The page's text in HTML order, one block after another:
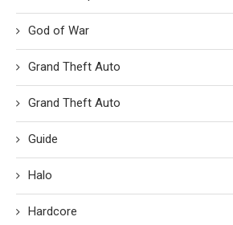
God of War
Grand Theft Auto
Grand Theft Auto
Guide
Halo
Hardcore